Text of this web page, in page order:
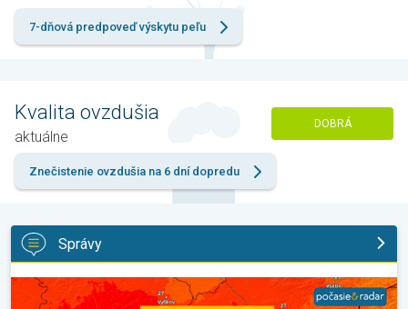
7-dňová predpoveď výskytu peľu
Kvalita ovzdušia
aktuálne
DOBRÁ
Znečistenie ovzdušia na 6 dní dopredu
Správy
Bol prekonaný rekord minimálnej teploty. Extrémne horúčavy